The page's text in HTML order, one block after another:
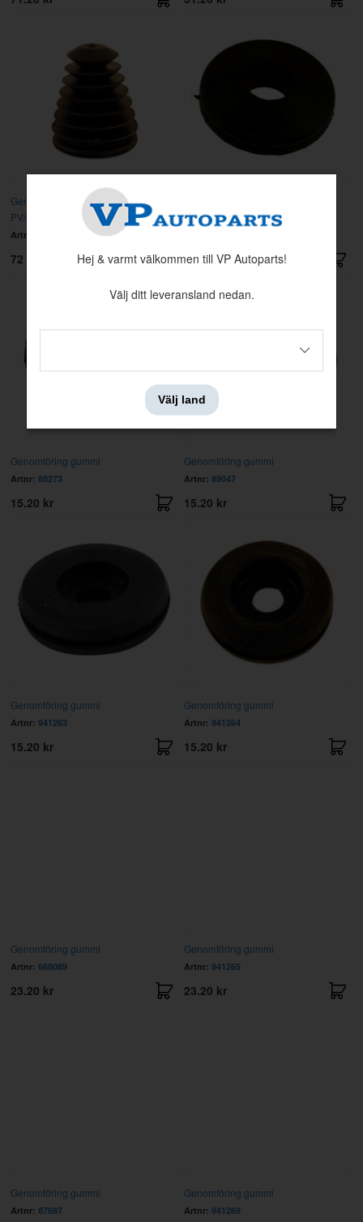
Genomföring Gaspedal
PV/Duett/Amazon/1800
Artnr:
72 kr 15.20 kr
Genomföring gummi
Artnr: 88273
15.20 kr
Genomföring gummi
Artnr: 89047
15.20 kr
Genomföring gummi
Artnr: 941263
15.20 kr
Genomföring gummi
Artnr: 941264
15.20 kr
Genomföring gummi
Artnr: 668089
23.20 kr
Genomföring gummi
Artnr: 941265
23.20 kr
Genomföring gummi
Artnr: 87687
Genomföring gummi
Artnr: 941269
Hej & varmt välkommen till VP Autoparts!
Välj ditt leveransland nedan.
Välj land